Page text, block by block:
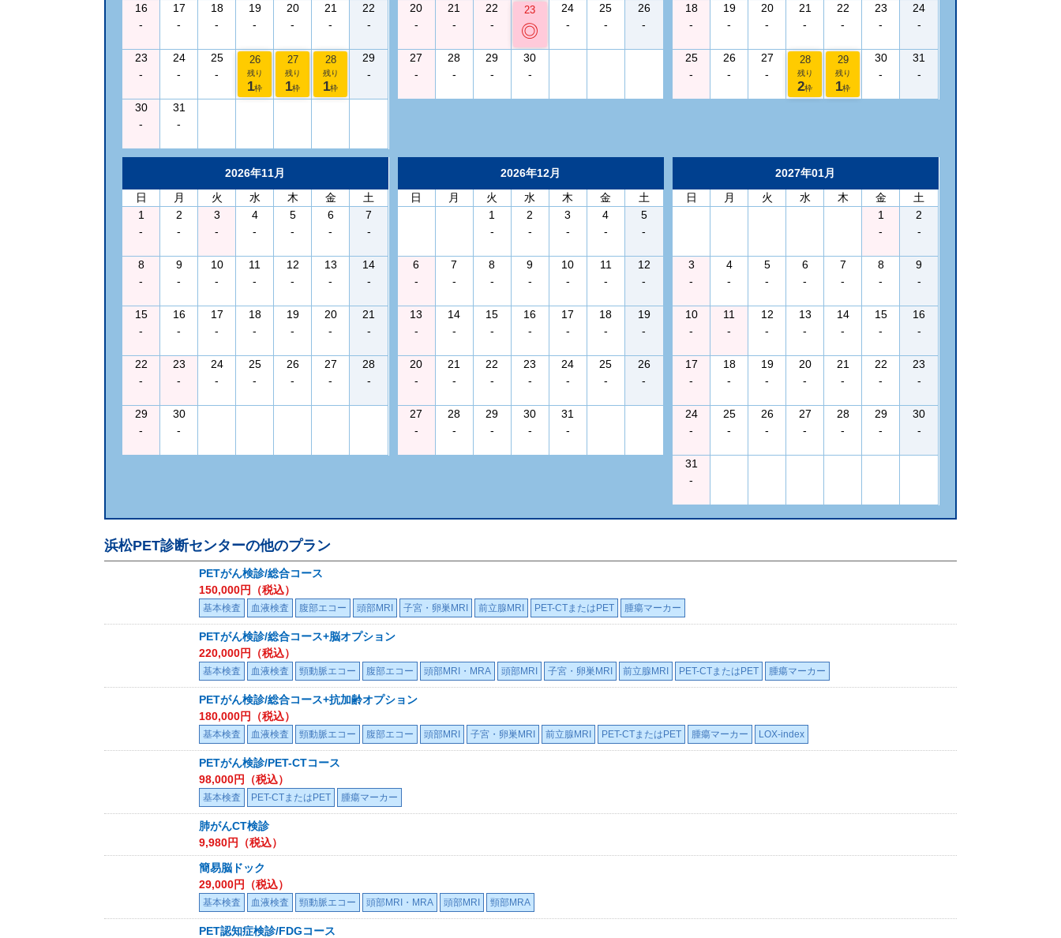
16
-
17
-
18
-
19
-
20
-
21
-
22
-
23
-
24
-
25
-
26
残り
1枠
27
残り
1枠
28
残り
1枠
29
-
30
-
31
-
20
-
21
-
22
-
23
◎
24
-
25
-
26
-
27
-
28
-
29
-
30
-
18
-
19
-
20
-
21
-
22
-
23
-
24
-
25
-
26
-
27
-
28
残り
2枠
29
残り
1枠
30
-
31
-
2026年11月
日
月 火 水 木 金
土
1
-
2
-
3
-
4
-
5
-
6
-
7
-
8
-
9
-
10
-
11
-
12
-
13
-
14
-
15
-
16
-
17
-
18
-
19
-
20
-
21
-
22
-
23
-
24
-
25
-
26
-
27
-
28
-
29
-
30
-
2026年12月
日
月 火 水 木 金
土
1
-
2
-
3
-
4
-
5
-
6
-
7
-
8
-
9
-
10
-
11
-
12
-
13
-
14
-
15
-
16
-
17
-
18
-
19
-
20
-
21
-
22
-
23
-
24
-
25
-
26
-
27
-
28
-
29
-
30
-
31
-
2027年01月
日
月 火 水 木 金
土
1
-
2
-
3
-
4
-
5
-
6
-
7
-
8
-
9
-
10
-
11
-
12
-
13
-
14
-
15
-
16
-
17
-
18
-
19
-
20
-
21
-
22
-
23
-
24
-
25
-
26
-
27
-
28
-
29
-
30
-
31
-
浜松PET診断センターの他のプラン
PETがん検診/総合コース
150,000円（税込）
基本検査 血液検査 腹部エコー 頭部MRI 子宮・卵巣MRI 前立腺MRI PET-CTまたはPET 腫瘍マーカー
PETがん検診/総合コース+脳オプション
220,000円（税込）
基本検査 血液検査 頸動脈エコー 腹部エコー 頭部MRI・MRA 頭部MRI 子宮・卵巣MRI 前立腺MRI PET-CTまたはPET 腫瘍マーカー
PETがん検診/総合コース+抗加齢オプション
180,000円（税込）
基本検査 血液検査 頸動脈エコー 腹部エコー 頭部MRI 子宮・卵巣MRI 前立腺MRI PET-CTまたはPET 腫瘍マーカー LOX-index
PETがん検診/PET-CTコース
98,000円（税込）
基本検査 PET-CTまたはPET 腫瘍マーカー
肺がんCT検診
9,980円（税込）
簡易脳ドック
29,000円（税込）
基本検査 血液検査 頸動脈エコー 頭部MRI・MRA 頭部MRI 頸部MRA
PET認知症検診/FDGコース